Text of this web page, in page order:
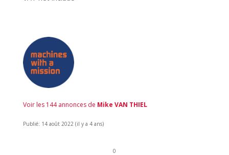
Voir les 144 annonces de Mike VAN THIEL
Publié: 14 août 2022 (il y a 4 ans)
0